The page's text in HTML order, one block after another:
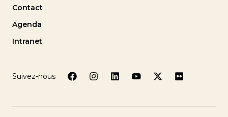
Contact
Agenda
Intranet
Suivez-nous